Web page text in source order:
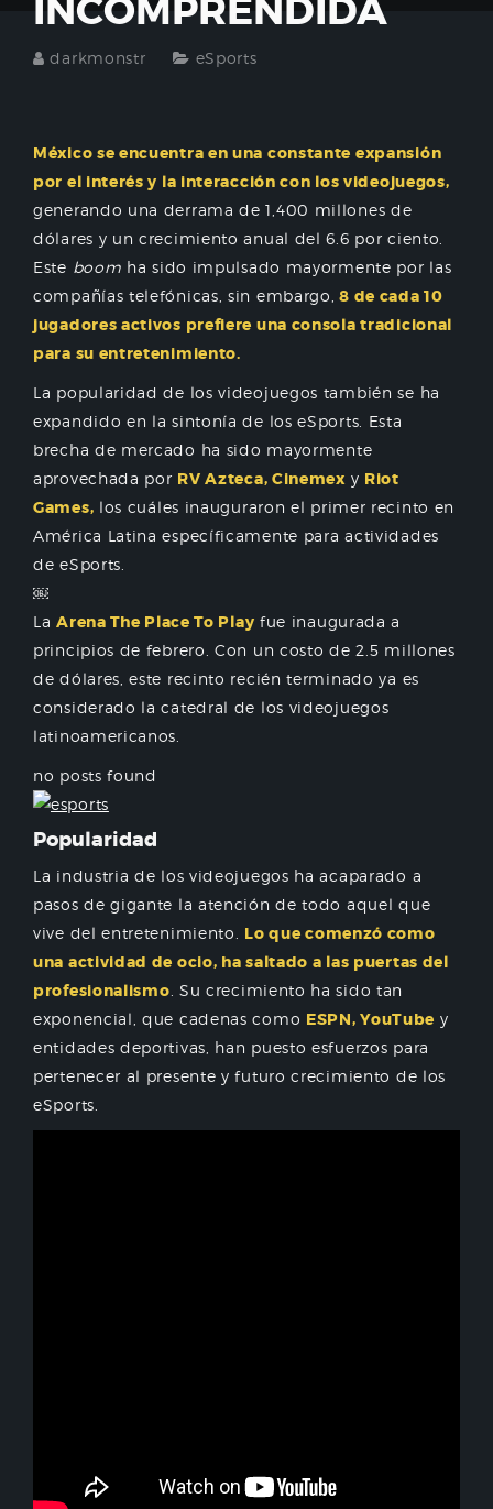
INCOMPRENDIDA
darkmonstr eSports
México se encuentra en una constante expansión
por el interés y la interacción con los videojuegos,
generando una derrama de 1,400 millones de
dólares y un crecimiento anual del 6.6 por ciento.
Este boom ha sido impulsado mayormente por las
compañías telefónicas, sin embargo, 8 de cada 10
jugadores activos prefiere una consola tradicional
para su entretenimiento.
La popularidad de los videojuegos también se ha
expandido en la sintonía de los eSports. Esta
brecha de mercado ha sido mayormente
aprovechada por RV Azteca, Cinemex y Riot
Games, los cuáles inauguraron el primer recinto en
América Latina específicamente para actividades
de eSports.
￼
LaArena The Place To Play fue inaugurada a
principios de febrero. Con un costo de 2.5 millones
de dólares, este recinto recién terminado ya es
considerado la catedral de los videojuegos
latinoamericanos.
no posts found
Popularidad
La industria de los videojuegos ha acaparado a
pasos de gigante la atención de todo aquel que
vive del entretenimiento. Lo que comenzó como
una actividad de ocio, ha saltado a las puertas del
profesionalismo . Su crecimiento ha sido tan
exponencial, que cadenas como ESPN, YouTube y
entidades deportivas, han puesto esfuerzos para
pertenecer al presente y futuro crecimiento de los
eSports.